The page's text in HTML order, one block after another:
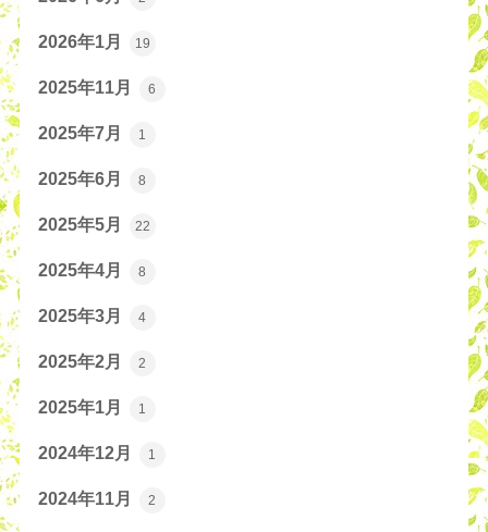
2026年1月 19
2025年11月 6
2025年7月 1
2025年6月 8
2025年5月 22
2025年4月 8
2025年3月 4
2025年2月 2
2025年1月 1
2024年12月 1
2024年11月 2